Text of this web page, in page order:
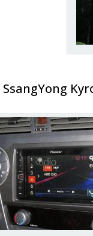
SsangYong